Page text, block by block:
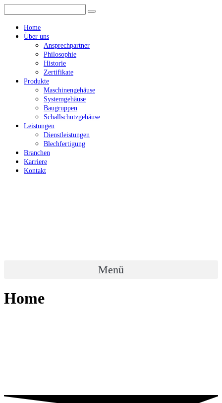
Home
Über uns
Ansprechpartner
Philosophie
Historie
Zertifikate
Produkte
Maschinengehäuse
Systemgehäuse
Baugruppen
Schallschutzgehäuse
Leistungen
Dienstleistungen
Blechfertigung
Branchen
Karriere
Kontakt
Menü
Home